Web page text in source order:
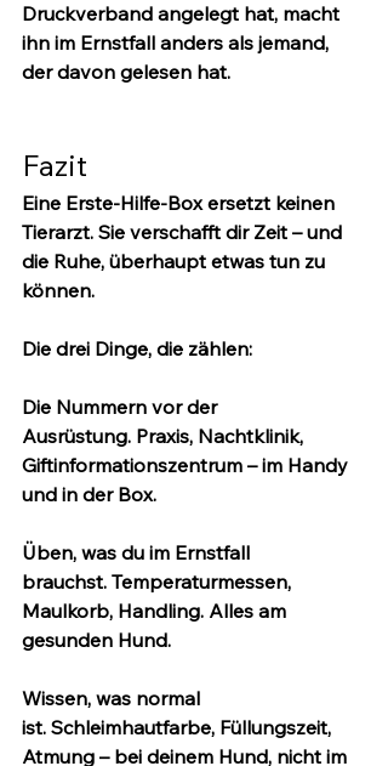
Druckverband angelegt hat, macht
ihn im Ernstfall anders als jemand,
der davon gelesen hat.
Fazit
Eine Erste-Hilfe-Box ersetzt keinen
Tierarzt. Sie verschafft dir Zeit – und
die Ruhe, überhaupt etwas tun zu
können.
Die drei Dinge, die zählen:
Die Nummern vor der
Ausrüstung. Praxis, Nachtklinik,
Giftinformationszentrum – im Handy
und in der Box.
Üben, was du im Ernstfall
brauchst. Temperaturmessen,
Maulkorb, Handling. Alles am
gesunden Hund.
Wissen, was normal
ist. Schleimhautfarbe, Füllungszeit,
Atmung – bei deinem Hund, nicht im